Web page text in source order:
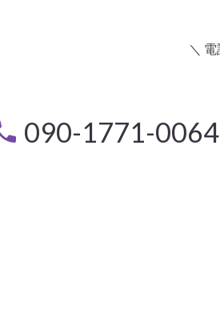
＼
090-1771-0064